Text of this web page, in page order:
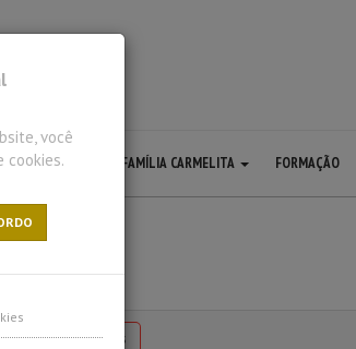
CARMELITA FAMÍLIA CARMELITA FORMAÇÃO
Ir para o mês
você
cookies.